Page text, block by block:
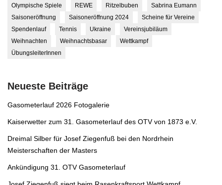
Olympische Spiele
REWE Ritzelbuben
Sabrina Eumann
Saisoneröffnung
Saisoneröffnung 2024
Scheine für Vereine
Spendenlauf
Tennis Ukraine
Vereinsjubiläum
Weihnachten
Weihnachtsbasar
Wettkampf
ÜbungsleiterInnen
Neueste Beiträge
Gasometerlauf 2026 Fotogalerie
Kaiserwetter zum 31. Gasometerlauf des OTV von 1873 e.V.
Dreimal Silber für Josef Ziegenfuß bei den Nordrhein
Meisterschaften der Masters
Ankündigung 31. OTV Gasometerlauf